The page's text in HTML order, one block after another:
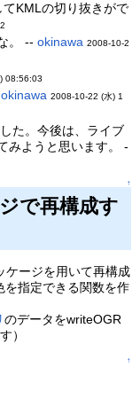
KMLの切り抜きがで
。 --okinawa 2008-10-2
08:56:03
okinawa 2008-10-22 (水) 1
た。今後は、ライブ
みようと思います。 -
↑
で再構成す
ケージを用いて再構成
を指定できる関数を作
のデータをwriteOGR
）
↑